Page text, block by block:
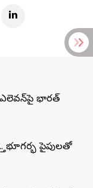
ఎలెవన్‌పై భారత్‌
భూగర్భ పైపులతో